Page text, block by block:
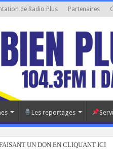
de Radio Plus Partenaires
Les reportages
UN DON EN CLIQUANT ICI